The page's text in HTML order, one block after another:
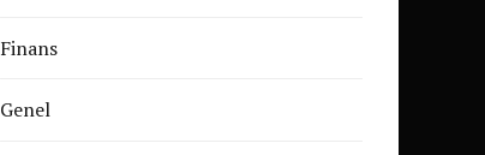
Finans
Genel